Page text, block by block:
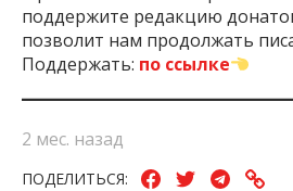
поддержите редакцию
позволит нам продолжать
Поддержать: по ссылке
2 мес. назад
ПОДЕЛИТЬСЯ: